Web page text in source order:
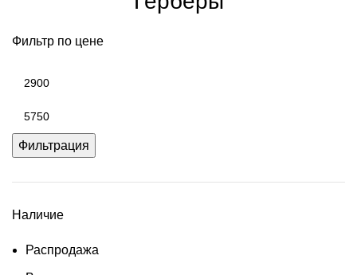
Фильтр по цене
Фильтрация
Наличие
Распродажа